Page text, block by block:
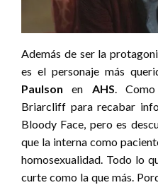
Además de ser la
es el personaje más
Paulson en AHS.
Briarcliff para recabar
Bloody Face, pero es
que la interna como
homosexualidad. Todo lo
curte como la que más.